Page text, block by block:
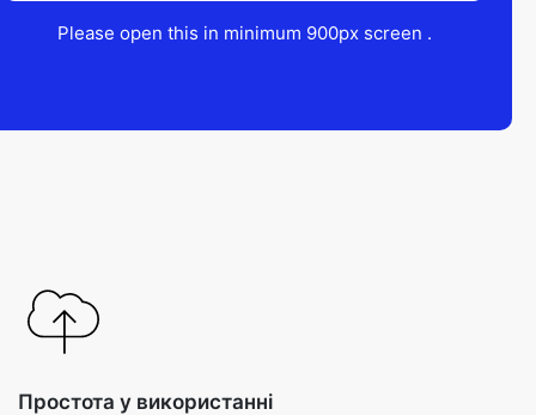
Please open this in minimum 900px screen .
Простота у використанні